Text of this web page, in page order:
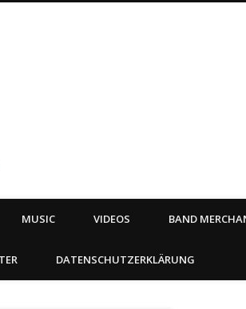
Steeltown Records –
MUSIC VIDEOS BAND
DATENSCHUTZERKLÄRUNG